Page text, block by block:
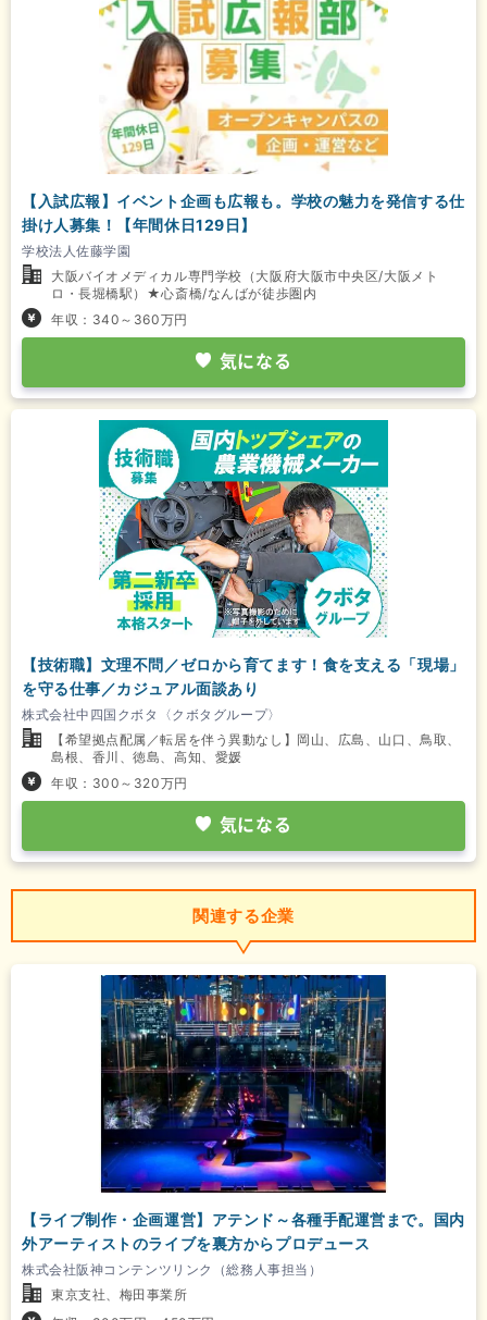
【入試広報】イベント企画も広報も。学校の魅力を発信する仕
掛け人募集！【年間休日129日】
学校法人佐藤学園
大阪バイオメディカル専門学校（大阪府大阪市中央区/大阪メト
ロ・長堀橋駅）★心斎橋/なんばが徒歩圏内
年収：340～360万円
気になる
【技術職】文理不問／ゼロから育てます！食を支える「現場」
を守る仕事／カジュアル面談あり
株式会社中四国クボタ〈クボタグループ〉
【希望拠点配属／転居を伴う異動なし】岡山、広島、山口、鳥取、
島根、香川、徳島、高知、愛媛
年収：300～320万円
気になる
関連する企業
【ライブ制作・企画運営】アテンド～各種手配運営まで。国内
外アーティストのライブを裏方からプロデュース
株式会社阪神コンテンツリンク（総務人事担当）
東京支社、梅田事業所